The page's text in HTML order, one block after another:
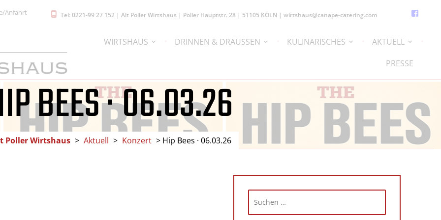
Anfahrt Tel: 0221-99 27 152 | Alt Poller Wirtshaus | Poller Hauptstr. 28 | 51105 KÖLN | wirtshaus@canape-catering.com
WIRTSHAUS DRINNEN & DRAUSSEN KULINARISCHES
AKTUELL
PRESSE
BEES · 06.03.26
Poller Wirtshaus > Aktuell > Konzert > Hip Bees · 06.03.26